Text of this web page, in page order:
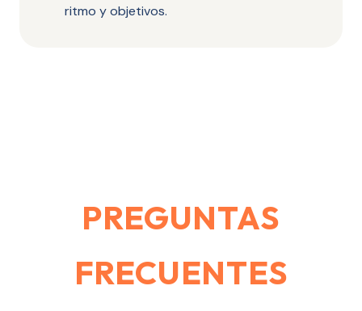
ritmo y objetivos.
PREGUNTAS
FRECUENTES